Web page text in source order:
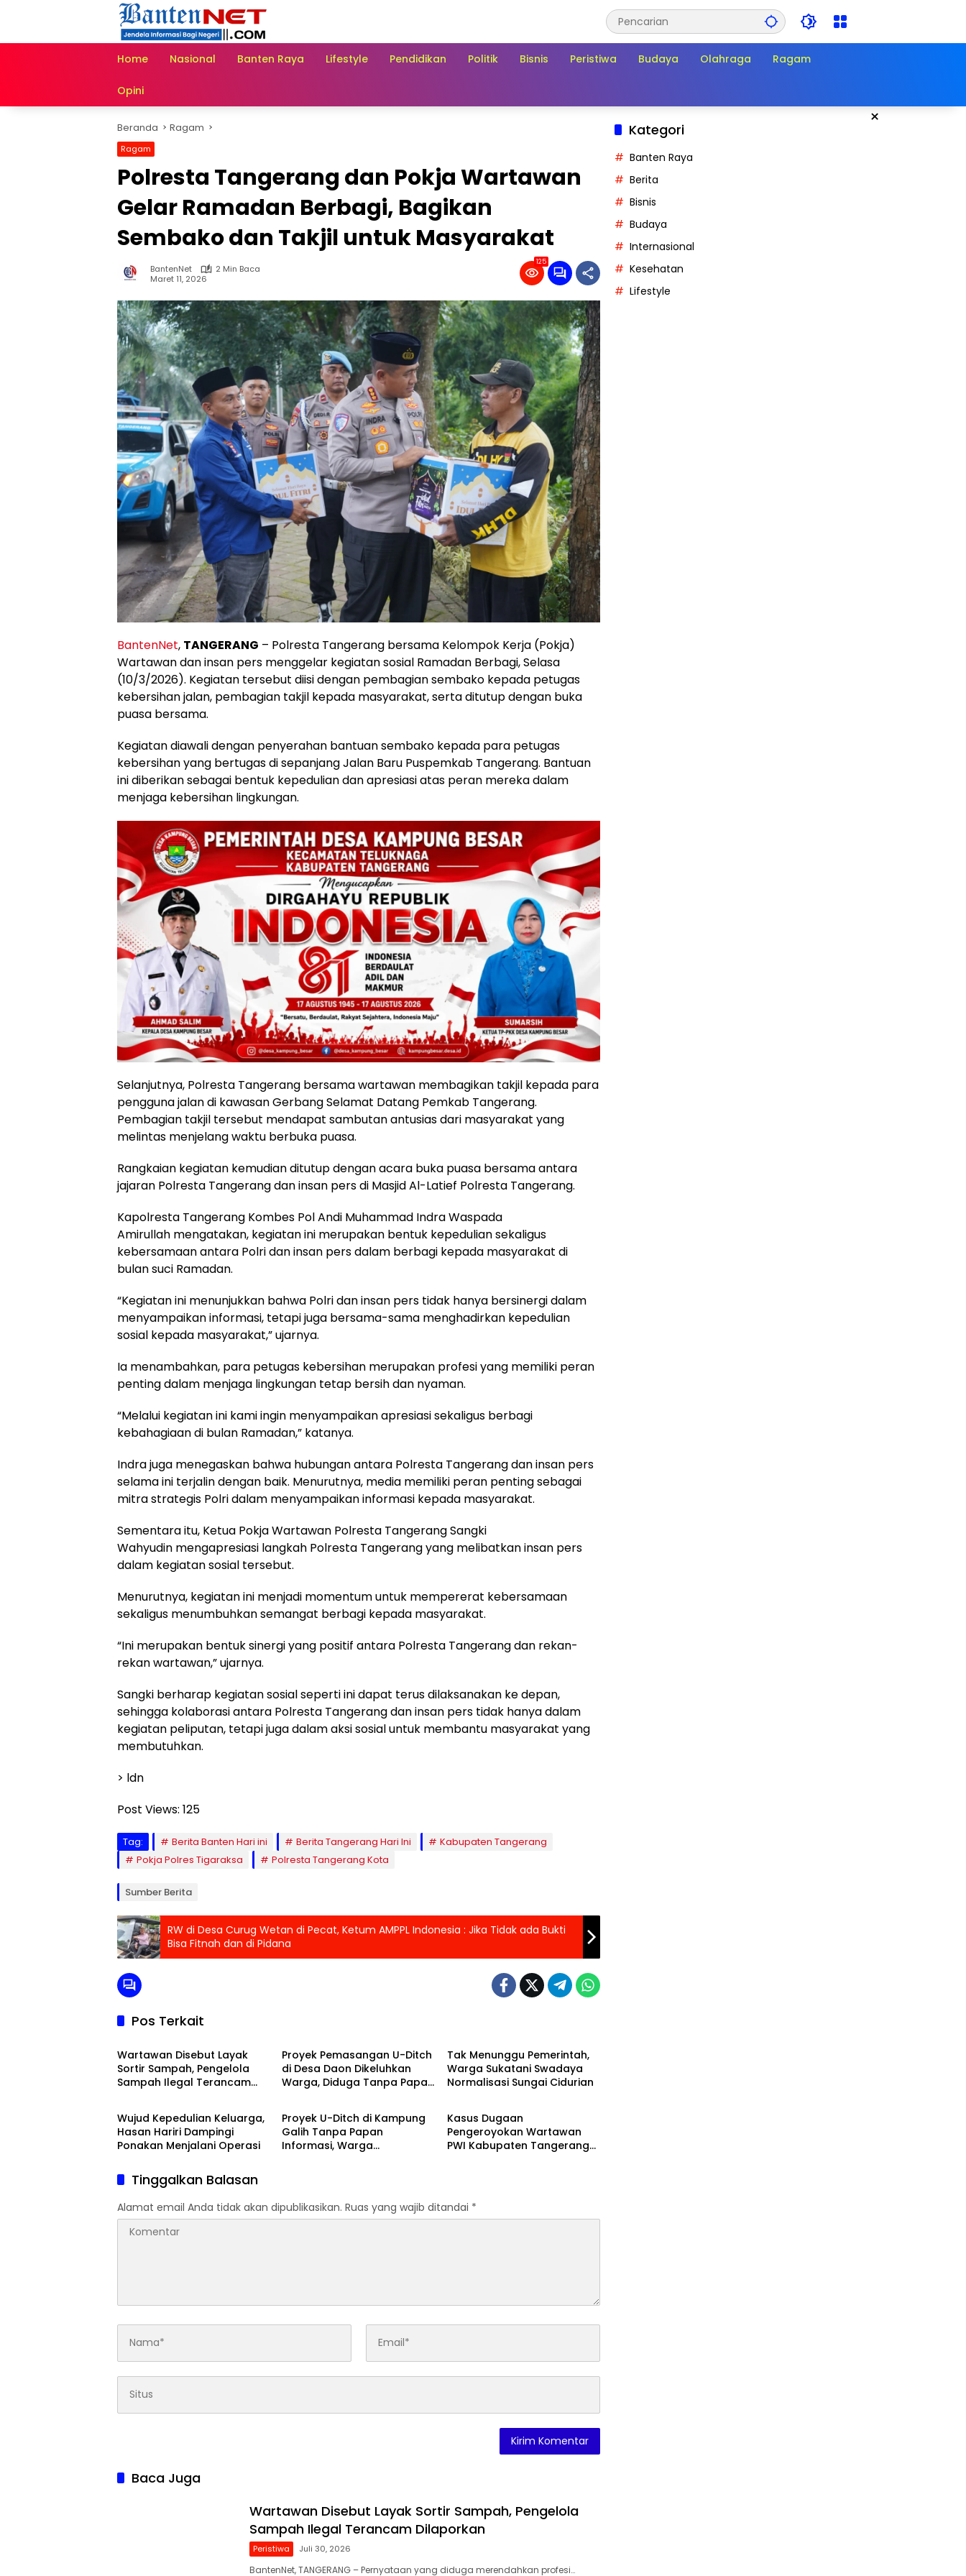
Home
Nasional Banten Raya Lifestyle Pendidikan Politik Bisnis Peristiwa Budaya Olahraga Ragam
Opini
×
Beranda Ragam
Ragam
Polresta Tangerang dan Pokja Wartawan
Gelar Ramadan Berbagi, Bagikan
Sembako dan Takjil untuk Masyarakat
BantenNet
2 Min Baca
Maret 11, 2026
125
BantenNet, TANGERANG – Polresta Tangerang bersama Kelompok Kerja (Pokja)
Wartawan dan insan pers menggelar kegiatan sosial Ramadan Berbagi, Selasa
(10/3/2026). Kegiatan tersebut diisi dengan pembagian sembako kepada petugas
kebersihan jalan, pembagian takjil kepada masyarakat, serta ditutup dengan buka
puasa bersama.
Kegiatan diawali dengan penyerahan bantuan sembako kepada para petugas
kebersihan yang bertugas di sepanjang Jalan Baru Puspemkab Tangerang. Bantuan
ini diberikan sebagai bentuk kepedulian dan apresiasi atas peran mereka dalam
menjaga kebersihan lingkungan.
Selanjutnya, Polresta Tangerang bersama wartawan membagikan takjil kepada para
pengguna jalan di kawasan Gerbang Selamat Datang Pemkab Tangerang.
Pembagian takjil tersebut mendapat sambutan antusias dari masyarakat yang
melintas menjelang waktu berbuka puasa.
Rangkaian kegiatan kemudian ditutup dengan acara buka puasa bersama antara
jajaran Polresta Tangerang dan insan pers di Masjid Al-Latief Polresta Tangerang.
Kapolresta Tangerang Kombes Pol Andi Muhammad Indra Waspada
Amirullah mengatakan, kegiatan ini merupakan bentuk kepedulian sekaligus
kebersamaan antara Polri dan insan pers dalam berbagi kepada masyarakat di
bulan suci Ramadan.
“Kegiatan ini menunjukkan bahwa Polri dan insan pers tidak hanya bersinergi dalam
menyampaikan informasi, tetapi juga bersama-sama menghadirkan kepedulian
sosial kepada masyarakat,” ujarnya.
Ia menambahkan, para petugas kebersihan merupakan profesi yang memiliki peran
penting dalam menjaga lingkungan tetap bersih dan nyaman.
“Melalui kegiatan ini kami ingin menyampaikan apresiasi sekaligus berbagi
kebahagiaan di bulan Ramadan,” katanya.
Indra juga menegaskan bahwa hubungan antara Polresta Tangerang dan insan pers
selama ini terjalin dengan baik. Menurutnya, media memiliki peran penting sebagai
mitra strategis Polri dalam menyampaikan informasi kepada masyarakat.
Sementara itu, Ketua Pokja Wartawan Polresta Tangerang Sangki
Wahyudin mengapresiasi langkah Polresta Tangerang yang melibatkan insan pers
dalam kegiatan sosial tersebut.
Menurutnya, kegiatan ini menjadi momentum untuk mempererat kebersamaan
sekaligus menumbuhkan semangat berbagi kepada masyarakat.
“Ini merupakan bentuk sinergi yang positif antara Polresta Tangerang dan rekan-
rekan wartawan,” ujarnya.
Sangki berharap kegiatan sosial seperti ini dapat terus dilaksanakan ke depan,
sehingga kolaborasi antara Polresta Tangerang dan insan pers tidak hanya dalam
kegiatan peliputan, tetapi juga dalam aksi sosial untuk membantu masyarakat yang
membutuhkan.
> ldn
Post Views: 125
Tag: Berita Banten Hari ini Berita Tangerang Hari Ini
Kabupaten Tangerang
Pokja Polres Tigaraksa
Polresta Tangerang Kota
Sumber Berita
RW di Desa Curug Wetan di Pecat, Ketum AMPPL Indonesia : Jika Tidak ada Bukti
Bisa Fitnah dan di Pidana
Pos Terkait
Peristiwa
Wartawan Disebut Layak
Sortir Sampah, Pengelola
Sampah Ilegal Terancam
Proyek Pemasangan U-Ditch
di Desa Daon Dikeluhkan
Warga, Diduga Tanpa Papan
Tak Menunggu Pemerintah,
Warga Sukatani Swadaya
Normalisasi Sungai Cidurian
Ragam
Wujud Kepedulian Keluarga,
Hasan Hariri Dampingi
Ponakan Menjalani Operasi
Ragam
Proyek U-Ditch di Kampung
Galih Tanpa Papan
Informasi, Warga
Banten Raya
Kasus Dugaan
Pengeroyokan Wartawan
PWI Kabupaten Tangerang
Tinggalkan Balasan
Alamat email Anda tidak akan dipublikasikan. Ruas yang wajib ditandai *
Baca Juga
Wartawan Disebut Layak Sortir Sampah, Pengelola
Sampah Ilegal Terancam Dilaporkan
Peristiwa Juli 30, 2026
BantenNet, TANGERANG – Pernyataan yang diduga merendahkan profesi…
Kategori
Banten Raya
Berita
Bisnis
Budaya
Internasional
Kesehatan
Lifestyle